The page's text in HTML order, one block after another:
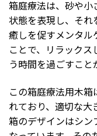
箱庭療法は、砂や小
状態を表現し、それ
癒しを促すメンタル
ことで、リラック
う時間を過ごすこと
この箱庭療法用木箱
れており、適切な大
箱のデザインはシン